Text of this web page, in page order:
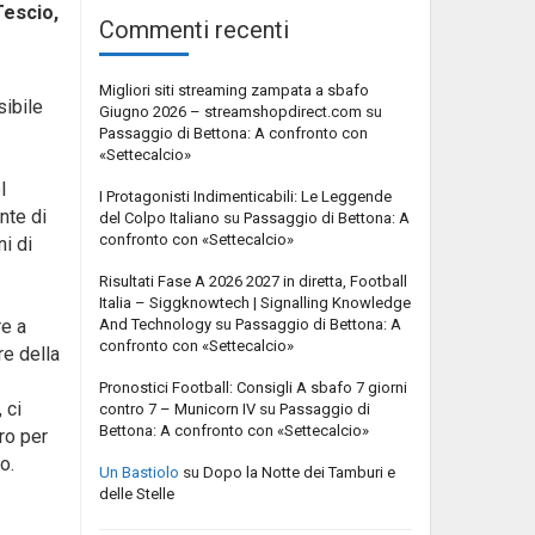
di
di
a
della
ci
per
Commenti recenti
Migliori siti streaming zampata a sbafo
Giugno 2026 – streamshopdirect.com su
Passaggio di Bettona: A confronto con
«Settecalcio»
I Protagonisti Indimenticabili: Le Leggende
del Colpo Italiano su Passaggio di Bettona: A
confronto con «Settecalcio»
Risultati Fase A 2026 2027 in diretta, Football
Italia – Siggknowtech | Signalling Knowledge
And Technology su Passaggio di Bettona: A
confronto con «Settecalcio»
Pronostici Football: Consigli A sbafo 7 giorni
contro 7 – Municorn IV su Passaggio di
Bettona: A confronto con «Settecalcio»
Un Bastiolo su Dopo la Notte dei Tamburi e
delle Stelle